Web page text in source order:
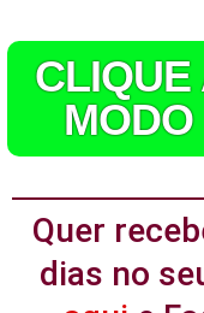
CLIQUE
Quer
dias no